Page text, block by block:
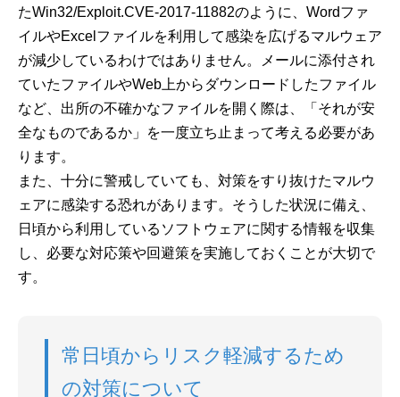
たWin32/Exploit.CVE-2017-11882のように、Wordファ
イルやExcelファイルを利用して感染を広げるマルウェア
が減少しているわけではありません。メールに添付され
ていたファイルやWeb上からダウンロードしたファイル
など、出所の不確かなファイルを開く際は、「それが安
全なものであるか」を一度立ち止まって考える必要があ
ります。
また、十分に警戒していても、対策をすり抜けたマルウ
ェアに感染する恐れがあります。そうした状況に備え、
日頃から利用しているソフトウェアに関する情報を収集
し、必要な対応策や回避策を実施しておくことが大切で
す。
常日頃からリスク軽減するため
の対策について